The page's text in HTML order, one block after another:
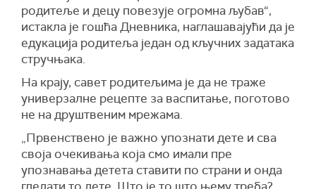
родитеље и децу повезује огромна љубав“,
истакла је гошћа Дневника, наглашавајући да је
едукација родитеља један од кључних задатака
стручњака.
На крају, савет родитељима је да не траже
универзалне рецепте за васпитање, поготово
не на друштвеним мрежама.
„Првенствено је важно упознати дете и сва
своја очекивања која смо имали пре
упознавања детета ставити по страни и онда